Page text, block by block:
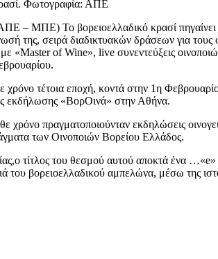
Φωτογραφία: ΑΠΕ
Το βορειοελλαδικό κρασί πηγαίνει
της, σειρά διαδικτυακών δράσεων για
«Μaster of Wine», live συνεντεύξεις
τέτοια εποχή, κοντά στην 1η
εκδήλωσης «ΒορΟινά» στην Αθήνα.
χρόνο πραγματοποιούνταν εκδηλώσεις
των Οινοποιών Βορείου Ελλάδος.
τίτλος του θεσμού αυτού αποκτά ένα …«e»
του βορειοελλαδικού αμπελώνα, μέσω της